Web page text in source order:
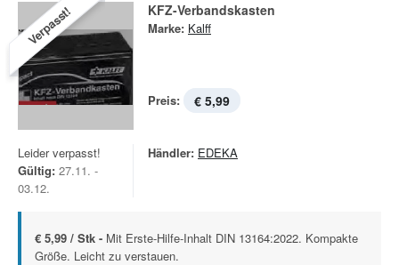
Verpasst! KFZ-Verbandskasten
Marke: Kalff
Preis: € 5,99
Leider verpasst!
Gültig: 27.11. -
03.12.
Händler: EDEKA
€ 5,99 / Stk - Mit Erste-Hilfe-Inhalt DIN 13164:2022. Kompakte
Größe. Leicht zu verstauen.